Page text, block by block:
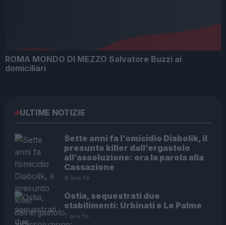
ROMA MONDO DI MEZZO Salvatore Buzzi ai
domiciliari
ULTIME NOTIZIE
Sette anni fa l’omicidio Diabolik, il
presunto killer dall’ergastolo
all’assoluzione: ora la parola alla
Cassazione
6 ore fa
Ostia, sequestrati due
stabilimenti: Urbinati e Le Palme
7 ore fa